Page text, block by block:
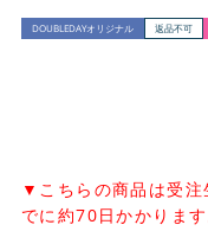
DOUBLEDAYオリジナル 返品不可
▼こちらの商品は受注
でに約70日かかります